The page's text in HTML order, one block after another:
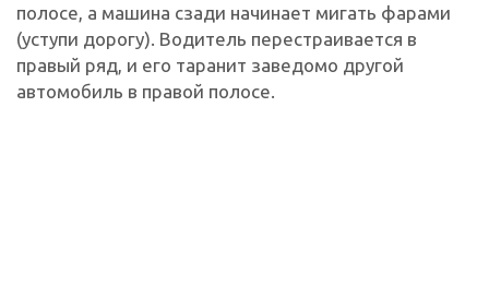
полосе, а машина сзади начинает мигать фарами
(уступи дорогу). Водитель перестраивается в
правый ряд, и его таранит заведомо другой
автомобиль в правой полосе.